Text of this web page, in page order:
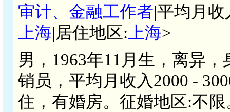
审计、金融工作者|平均月收
上海|居住地区: 上海>
男，1963年11月生，离异
销员，平均月收入2000 -
住，有婚房。征婚地区:不限